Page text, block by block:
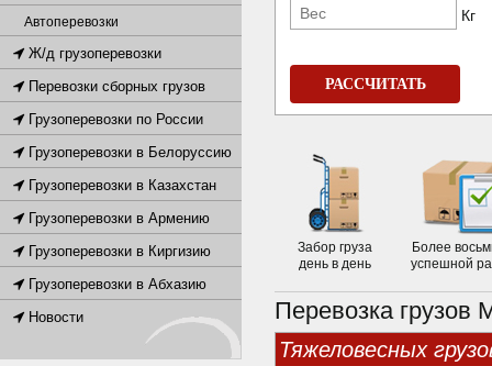
Кг
РАССЧИТАТЬ
Забор груза
день в день
Более
успешной
Перевозка грузов
тяжеловесных
Автоперевозки
Ж/д грузоперевозки
Перевозки сборных грузов
Грузоперевозки по России
Грузоперевозки в Белоруссию
Грузоперевозки в Казахстан
Грузоперевозки в Армению
Грузоперевозки в Киргизию
Грузоперевозки в Абхазию
Новости